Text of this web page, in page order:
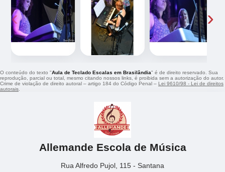
‹ ›
O conteúdo do texto "Aula de Teclado Escalas em Brasilândia" é de direito reservado. Sua
reprodução, parcial ou total, mesmo citando nossos links, é proibida sem a autorização do autor.
Crime de violação de direito autoral – artigo 184 do Código Penal – Lei 9610/98 - Lei de direitos
autorais
Allemande Escola de Música
Rua Alfredo Pujol, 115 - Santana